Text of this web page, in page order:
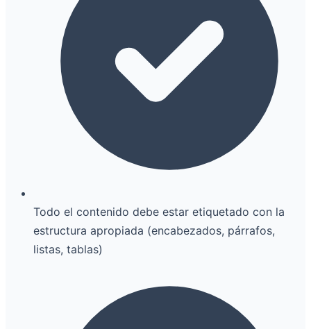
Todo el contenido debe estar etiquetado con la
estructura apropiada (encabezados, párrafos,
listas, tablas)